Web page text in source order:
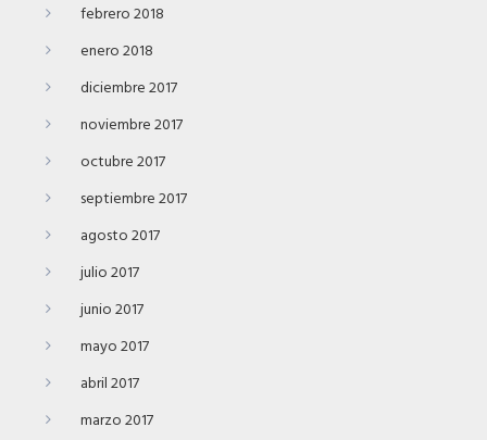
febrero 2018
enero 2018
diciembre 2017
noviembre 2017
octubre 2017
septiembre 2017
agosto 2017
julio 2017
junio 2017
mayo 2017
abril 2017
marzo 2017